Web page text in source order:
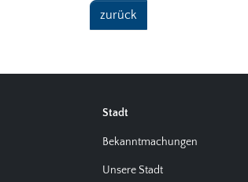
zurück
Stadt
Bekanntmachungen
Unsere Stadt